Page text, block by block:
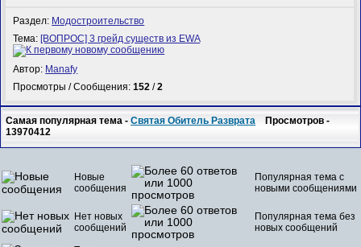
Раздел: Модостроительство
Тема: [ВОПРОС] 3 грейд существ из EWA
Автор: Manafy
Просмотры / Сообщения:152 /2
Самая популярная тема -Святая Обитель Разврата Просмотров -
13970412
Новые
сообщения
Популярная тема с
новыми сообщениями
Нет новых
сообщений
Популярная тема без
новых сообщений